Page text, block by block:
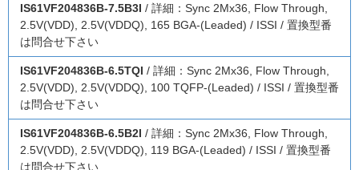
IS61VF204836B-7.5B3I / 詳細：Sync 2Mx36, Flow Through,
2.5V(VDD), 2.5V(VDDQ), 165 BGA-(Leaded) / ISSI / 置換型番
は問合せ下さい
IS61VF204836B-6.5TQI / 詳細：Sync 2Mx36, Flow Through,
2.5V(VDD), 2.5V(VDDQ), 100 TQFP-(Leaded) / ISSI / 置換型番
は問合せ下さい
IS61VF204836B-6.5B2I / 詳細：Sync 2Mx36, Flow Through,
2.5V(VDD), 2.5V(VDDQ), 119 BGA-(Leaded) / ISSI / 置換型番
は問合せ下さい